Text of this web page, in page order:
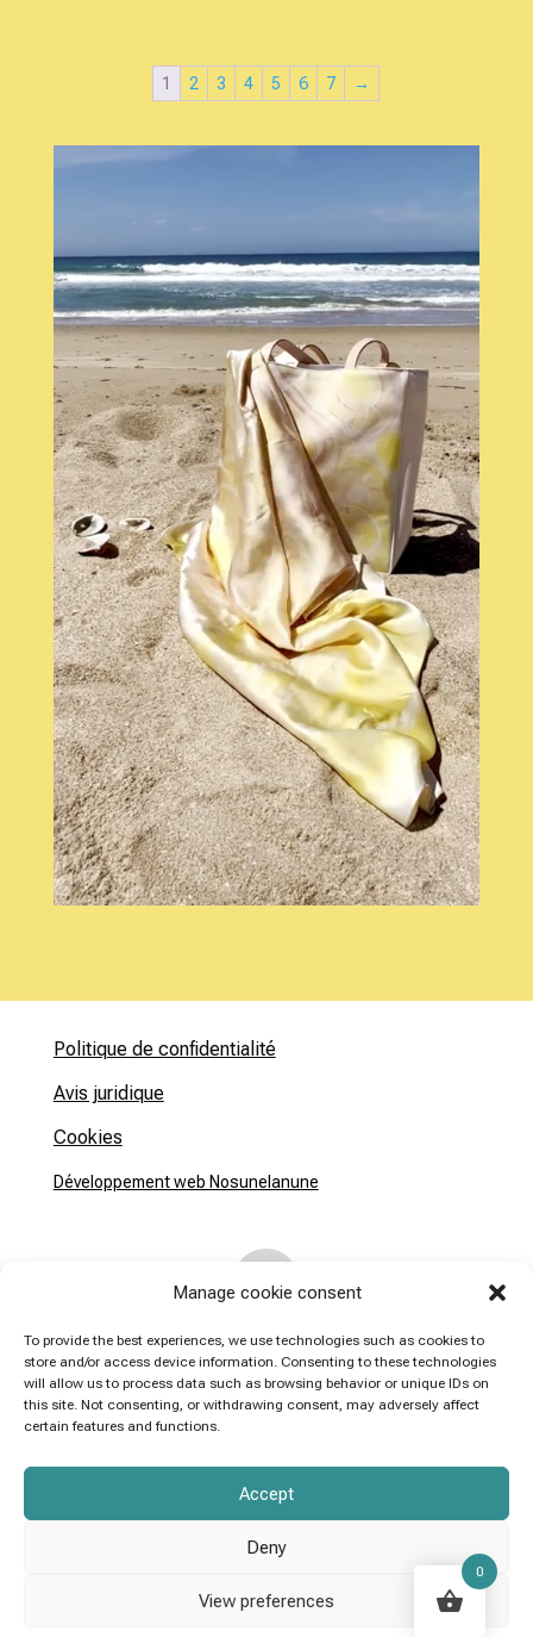
Manage cookie consent
To provide the best experiences, we use technologies such as cookies to
store and/or access device information. Consenting to these technologies
will allow us to process data such as browsing behavior or unique IDs on
this site. Not consenting, or withdrawing consent, may adversely affect
certain features and functions.
Accept
Deny
View preferences
1 2 3 4 5 6 7 →
Politique de confidentialité
Avis juridique
Cookies
Développement web Nosunelanune


11150 Vejer de la Frontera
Courriel : tuluminosa.com
0